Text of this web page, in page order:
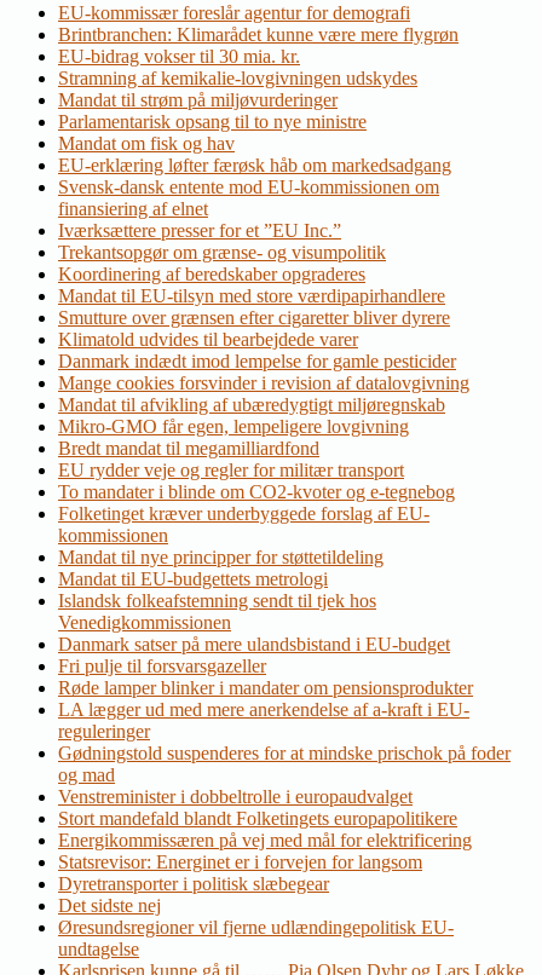
EU-kommissær foreslår agentur for demografi
Brintbranchen: Klimarådet kunne være mere flygrøn
EU-bidrag vokser til 30 mia. kr.
Stramning af kemikalie-lovgivningen udskydes
Mandat til strøm på miljøvurderinger
Parlamentarisk opsang til to nye ministre
Mandat om fisk og hav
EU-erklæring løfter færøsk håb om markedsadgang
Svensk-dansk entente mod EU-kommissionen om
finansiering af elnet
Iværksættere presser for et ”EU Inc.”
Trekantsopgør om grænse- og visumpolitik
Koordinering af beredskaber opgraderes
Mandat til EU-tilsyn med store værdipapirhandlere
Smutture over grænsen efter cigaretter bliver dyrere
Klimatold udvides til bearbejdede varer
Danmark indædt imod lempelse for gamle pesticider
Mange cookies forsvinder i revision af datalovgivning
Mandat til afvikling af ubæredygtigt miljøregnskab
Mikro-GMO får egen, lempeligere lovgivning
Bredt mandat til megamilliardfond
EU rydder veje og regler for militær transport
To mandater i blinde om CO2-kvoter og e-tegnebog
Folketinget kræver underbyggede forslag af EU-
kommissionen
Mandat til nye principper for støttetildeling
Mandat til EU-budgettets metrologi
Islandsk folkeafstemning sendt til tjek hos
Venedigkommissionen
Danmark satser på mere ulandsbistand i EU-budget
Fri pulje til forsvarsgazeller
Røde lamper blinker i mandater om pensionsprodukter
LA lægger ud med mere anerkendelse af a-kraft i EU-
reguleringer
Gødningstold suspenderes for at mindske prischok på foder
og mad
Venstreminister i dobbeltrolle i europaudvalget
Stort mandefald blandt Folketingets europapolitikere
Energikommissæren på vej med mål for elektrificering
Statsrevisor: Energinet er i forvejen for langsom
Dyretransporter i politisk slæbegear
Det sidste nej
Øresundsregioner vil fjerne udlændingepolitisk EU-
undtagelse
Karlsprisen kunne gå til …… Pia Olsen Dyhr og Lars Løkke